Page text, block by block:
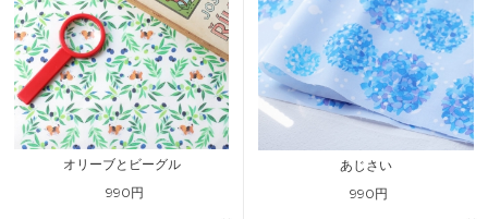
オリーブとビーグル
990円
あじさい
990円